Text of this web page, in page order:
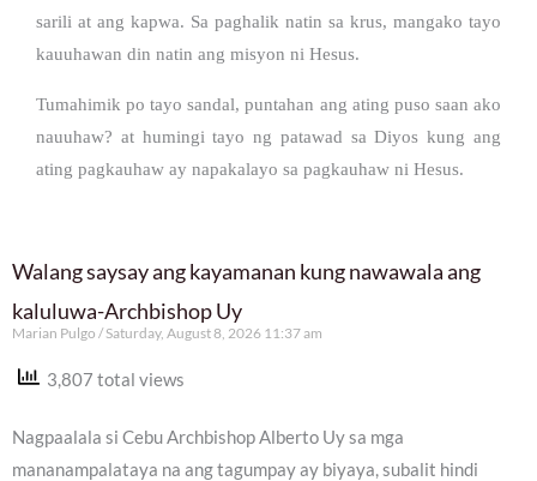
sarili at ang kapwa. Sa paghalik natin sa krus, mangako tayo
kauuhawan din natin ang misyon ni Hesus.
Tumahimik po tayo sandal, puntahan ang ating puso saan ako
nauuhaw? at humingi tayo ng patawad sa Diyos kung ang
ating pagkauhaw ay napakalayo sa pagkauhaw ni Hesus.
Walang saysay ang kayamanan kung nawawala ang
kaluluwa-Archbishop Uy
Marian Pulgo Saturday, August 8, 2026 11:37 am
3,807 total views
Nagpaalala si Cebu Archbishop Alberto Uy sa mga
mananampalataya na ang tagumpay ay biyaya, subalit hindi